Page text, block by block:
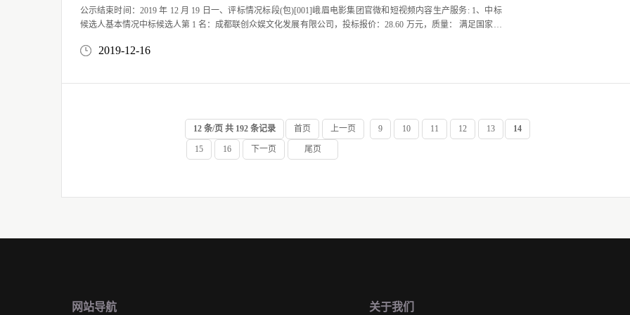
公示结束时间：2019 年 12 月 19 日一、评标情况标段(包)[001]峨眉电影集团官微和短视频内容生产服务: 1、中标
候选人基本情况中标候选人第 1 名：成都联创众娱文化发展有限公司，投标报价：28.60 万元，质量： 满足国家、
2019-12-16
12 条/页 共 192 条记录 首页 上一页 9 10 11 12 13 14
15 16 下一页 尾页
网站导航 关于我们